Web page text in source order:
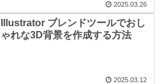
2025.03.26
Illustrator ブレンドツールでおし
ゃれな3D背景を作成する方法
2025.03.12